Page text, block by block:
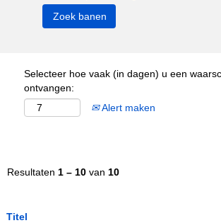
Selecteer hoe vaak (in dagen) u een
ontvangen:
Alert maken
Resultaten 1 – 10 van 10
Titel